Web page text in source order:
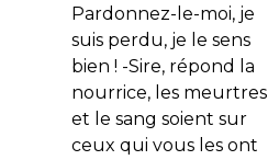
Pardonnez-le-moi, je
suis perdu, je le sens
bien ! -Sire, répond la
nourrice, les meurtres
et le sang soient sur
ceux qui vous les ont